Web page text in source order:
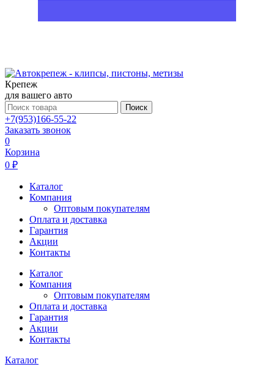
Крепеж
для вашего авто
Поиск
+7(953)166-55-22
Заказать звонок
0
Корзина
0 ₽
Каталог
Компания
Оптовым покупателям
Оплата и доставка
Гарантия
Акции
Контакты
Каталог
Компания
Оптовым покупателям
Оплата и доставка
Гарантия
Акции
Контакты
Каталог